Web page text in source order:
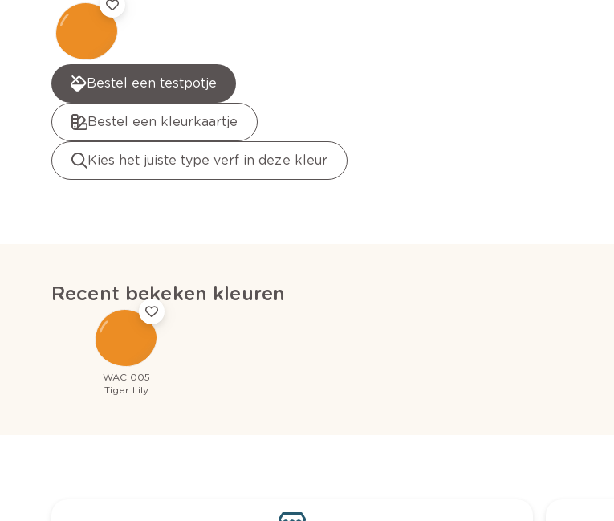
Bestel een testpotje
Bestel een kleurkaartje
Kies het juiste type verf in deze kleur
Recent bekeken kleuren
WAC 005
Tiger Lily